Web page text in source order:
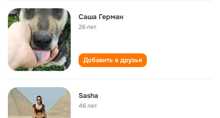
Саша Герман
26 лет
Добавить в друзья
Sasha
46 лет